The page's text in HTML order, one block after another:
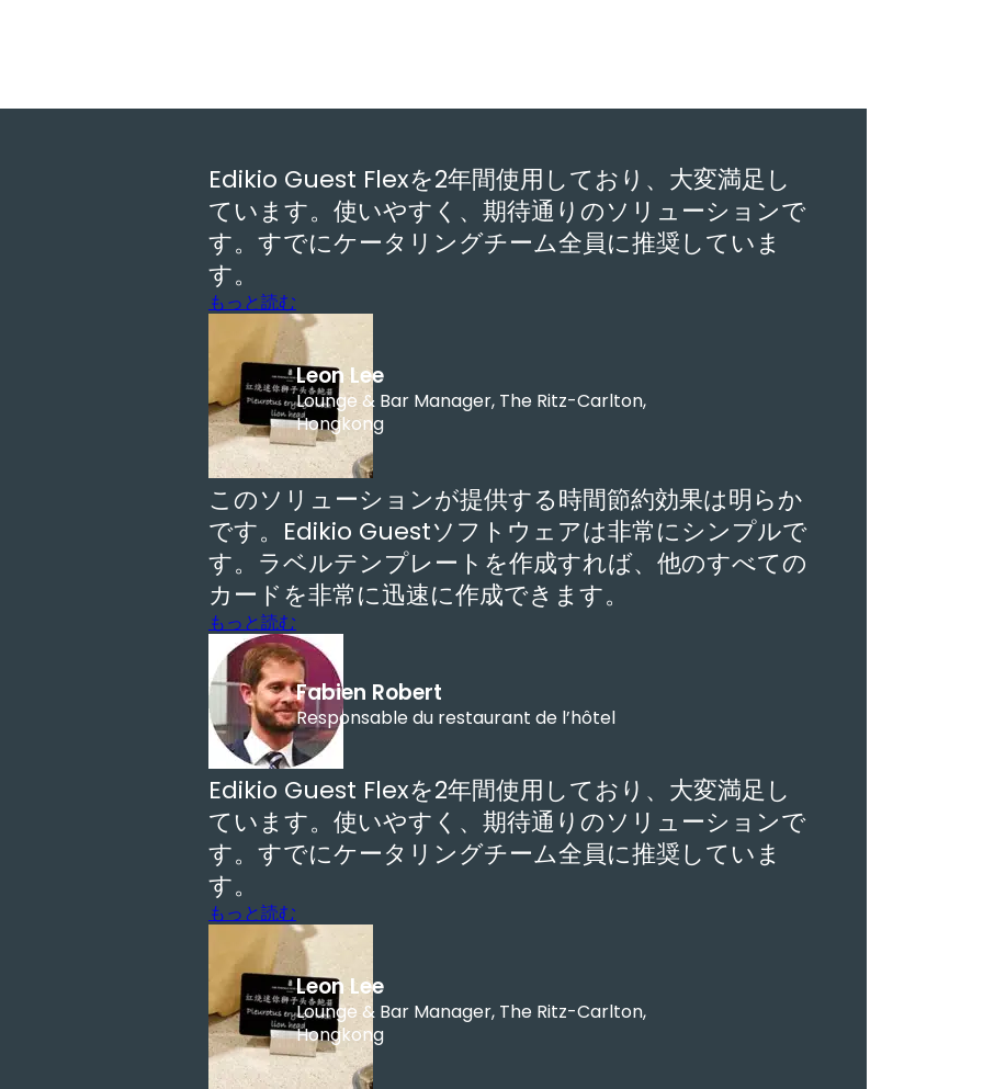
Edikio Guest Flexを2年間使用しており、大変満足し
ています。使いやすく、期待通りのソリューションで
す。すでにケータリングチーム全員に推奨していま
す。
もっと読む
Leon Lee
Lounge & Bar Manager, The Ritz-Carlton,
Hongkong
このソリューションが提供する時間節約効果は明らか
です。Edikio Guestソフトウェアは非常にシンプルで
す。ラベルテンプレートを作成すれば、他のすべての
カードを非常に迅速に作成できます。
もっと読む
Fabien Robert
Responsable du restaurant de l’hôtel
Edikio Guest Flexを2年間使用しており、大変満足し
ています。使いやすく、期待通りのソリューションで
す。すでにケータリングチーム全員に推奨していま
す。
もっと読む
Leon Lee
Lounge & Bar Manager, The Ritz-Carlton,
Hongkong